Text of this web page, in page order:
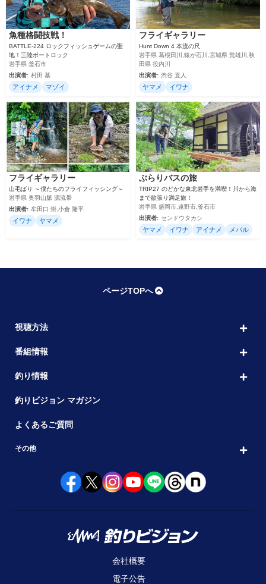
魚種格闘技戦！
BATTLE-224 ロックフィッシュゲームの聖
地！三陸ボートロック
岩手県 釜石市
出演者: 村田 基
アイナメ マゾイ
フライギャラリー
Hunt Down 4 本流の尺
岩手県 葛根田川,猿が石川,宮城県 荒雄川,秋
田県 役内川
出演者: 渋谷 直人
ヤマメ イワナ
フライギャラリー
山毛ばり ～僕たちのフライフィッシング～
岩手県 奥羽山脈 源流帯
出演者: 牟田口 崇,小倉 隆平
イワナ ヤマメ
ぶらりバスの旅
TRIP27 のどかな東北岩手を満喫！川から海
まで欲張り満足旅！
岩手県 盛岡市,遠野市,釜石市
出演者: センドウタカシ
ヤマメ イワナ アイナメ メバル
ページTOPへ
視聴方法
番組情報
釣り情報
釣りビジョン マガジン
よくあるご質問
その他
会社概要
電子公告